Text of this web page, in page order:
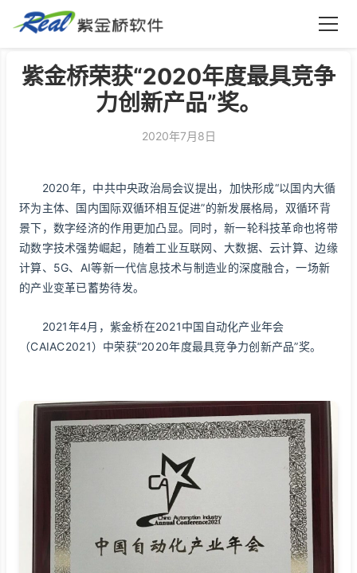
紫金桥软件
紫金桥荣获“2020年度最具竞争
力创新产品”奖。
2020年7月8日
2020年，中共中央政治局会议提出，加快形成“以国内大循
环为主体、国内国际双循环相互促进”的新发展格局，双循环背
景下，数字经济的作用更加凸显。同时，新一轮科技革命也将带
动数字技术强势崛起，随着工业互联网、大数据、云计算、边缘
计算、5G、AI等新一代信息技术与制造业的深度融合，一场新
的产业变革已蓄势待发。
2021年4月，紫金桥在2021中国自动化产业年会
（CAIAC2021）中荣获“2020年度最具竞争力创新产品”奖。